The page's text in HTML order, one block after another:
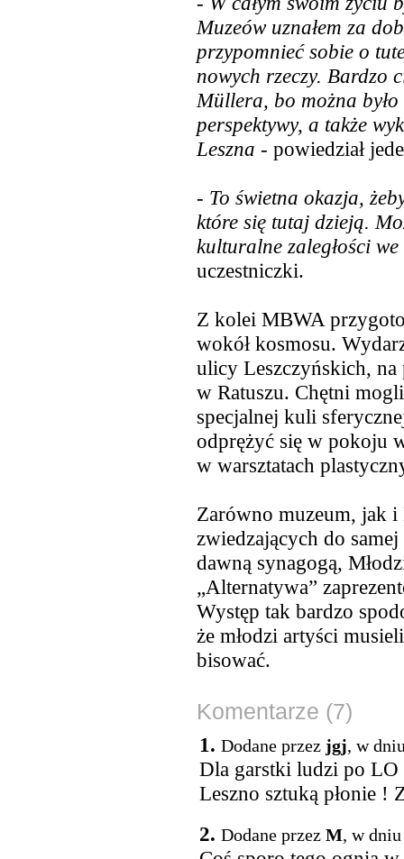
Muzeów uznałem za
przypomnieć sobie o
nowych rzeczy. Bardzo
Müllera, bo można
perspektywy, a także
Leszna - powiedział
- To świetna okazja,
które się tutaj dzieją.
kulturalne zaległości we
uczestniczki.
Z kolei MBWA
wokół kosmosu.
ulicy Leszczyńskich,
w Ratuszu. Chętni
specjalnej kuli
odprężyć się w pokoju
w warsztatach
Zarówno muzeum, jak
zwiedzających do
dawną synagogą,
„Alternatywa”
Występ tak bardzo
że młodzi artyści
bisować.
Komentarze (7)
1. Dodane przez jgj, w
Dla garstki ludzi po LO
Leszno sztuką płonie !
2. Dodane przez M, w